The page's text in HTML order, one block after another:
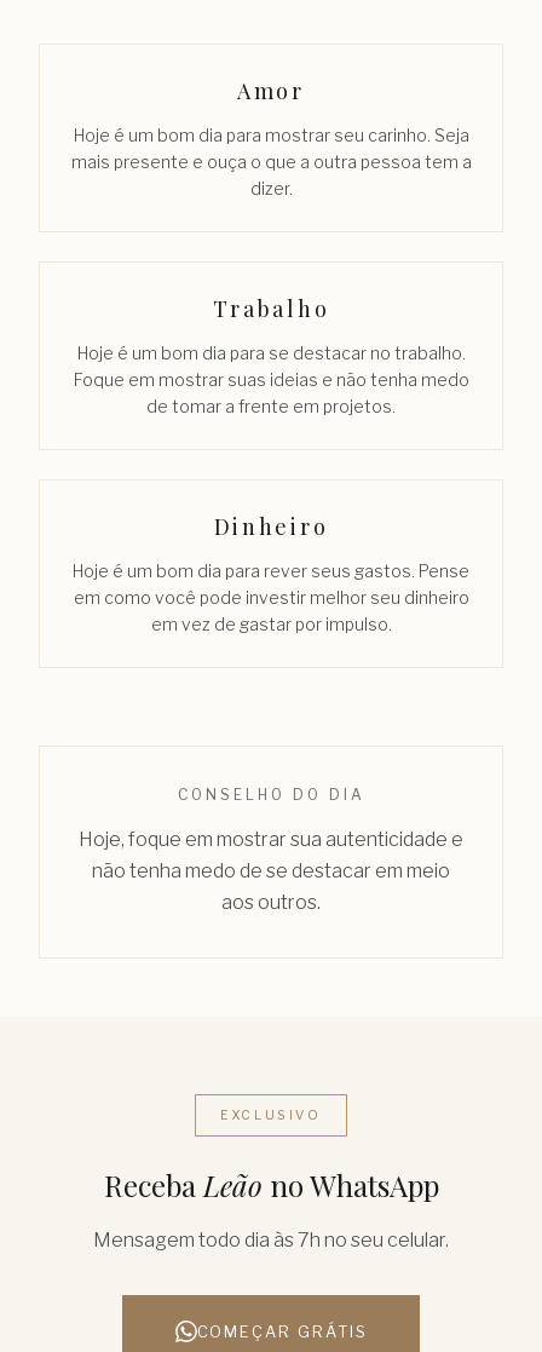
Amor
Hoje é um bom dia para mostrar seu carinho. Seja
mais presente e ouça o que a outra pessoa tem a
dizer.
Trabalho
Hoje é um bom dia para se destacar no trabalho.
Foque em mostrar suas ideias e não tenha medo
de tomar a frente em projetos.
Dinheiro
Hoje é um bom dia para rever seus gastos. Pense
em como você pode investir melhor seu dinheiro
em vez de gastar por impulso.
CONSELHO DO DIA
Hoje, foque em mostrar sua autenticidade e
não tenha medo de se destacar em meio
aos outros.
EXCLUSIVO
Receba Leão no WhatsApp
Mensagem todo dia às 7h no seu celular.
COMEÇAR GRÁTIS